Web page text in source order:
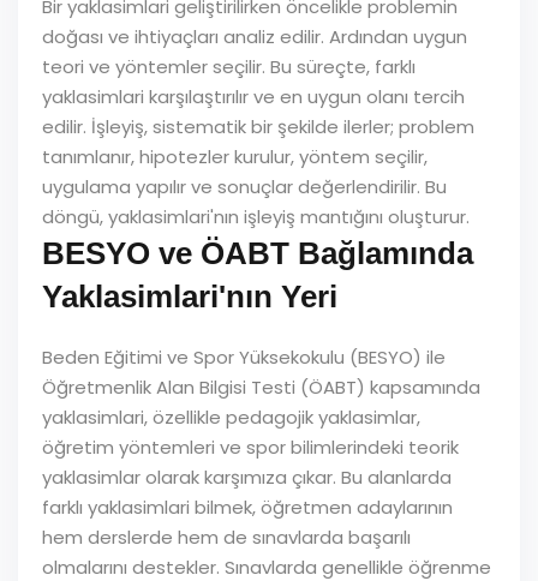
Bir yaklasimlari geliştirilirken öncelikle problemin
doğası ve ihtiyaçları analiz edilir. Ardından uygun
teori ve yöntemler seçilir. Bu süreçte, farklı
yaklasimlari karşılaştırılır ve en uygun olanı tercih
edilir. İşleyiş, sistematik bir şekilde ilerler; problem
tanımlanır, hipotezler kurulur, yöntem seçilir,
uygulama yapılır ve sonuçlar değerlendirilir. Bu
döngü, yaklasimlari'nın işleyiş mantığını oluşturur.
BESYO ve ÖABT Bağlamında
Yaklasimlari'nın Yeri
Beden Eğitimi ve Spor Yüksekokulu (BESYO) ile
Öğretmenlik Alan Bilgisi Testi (ÖABT) kapsamında
yaklasimlari, özellikle pedagojik yaklasimlar,
öğretim yöntemleri ve spor bilimlerindeki teorik
yaklasimlar olarak karşımıza çıkar. Bu alanlarda
farklı yaklasimlari bilmek, öğretmen adaylarının
hem derslerde hem de sınavlarda başarılı
olmalarını destekler. Sınavlarda genellikle öğrenme